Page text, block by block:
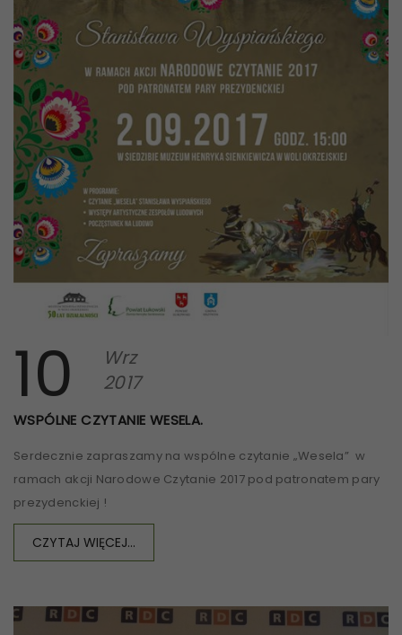
10
Wrz
2017
WSPÓLNE CZYTANIE WESELA.
Serdecznie zapraszamy na wspólne czytanie „Wesela” w
ramach akcji Narodowe Czytanie 2017 pod patronatem pary
prezydenckiej !
CZYTAJ WIĘCEJ...